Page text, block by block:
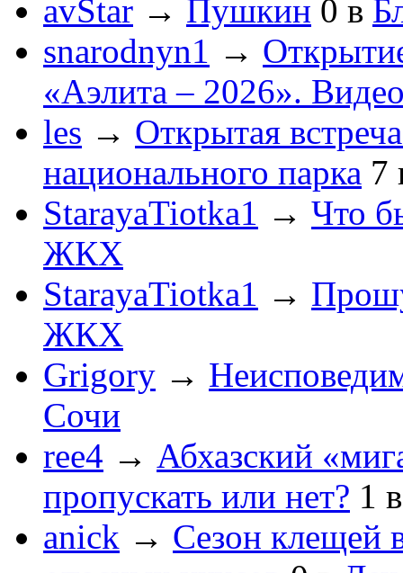
avStar → Пушкин 0 в
snarodnyn1 →
«Аэлита – 2026».
les → Открытая
национального парка 7
StarayaTiotka1 → Что
ЖКХ
StarayaTiotka1 →
ЖКХ
Grigory →
Сочи
ree4 → Абхазский
пропускать или нет? 1
anick → Сезон клещей